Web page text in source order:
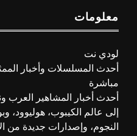
معلومات
لودي نت
أحدث المسلسلات وأخبار
مباشرة
أحدث أخبار المشاهير العرب
إلى عالم الكيبوب، هوليوود،
النجوم، وإصدارات جديدة من